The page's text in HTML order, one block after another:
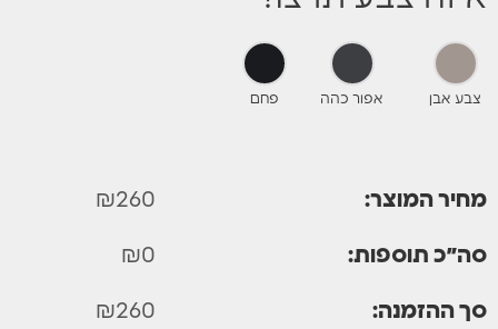
צבע אבן אפור כהה פחם
מחיר המוצר: ₪260
סה״כ תוספות: ₪0
סך ההזמנה: ₪260